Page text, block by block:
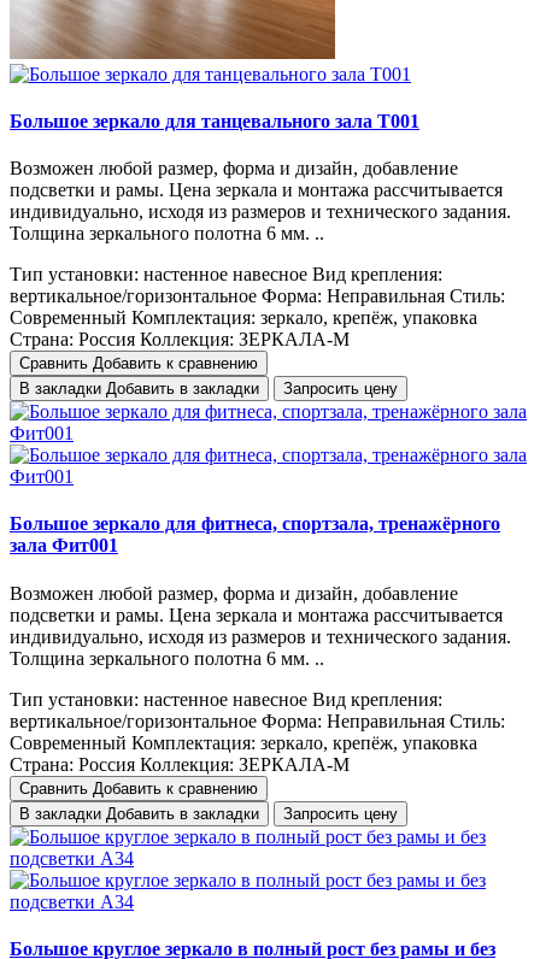
Большое зеркало для танцевального зала Т001
Возможен любой размер, форма и дизайн, добавление
подсветки и рамы. Цена зеркала и монтажа рассчитывается
индивидуально, исходя из размеров и технического задания.
Толщина зеркального полотна 6 мм. ..
Тип установки: настенное навесное Вид крепления:
вертикальное/горизонтальное Форма: Неправильная Стиль:
Cовременный Комплектация: зеркало, крепёж, упаковка
Страна: Россия Коллекция: ЗЕРКАЛА-М
Сравнить Добавить к сравнению
В закладки Добавить в закладки Запросить цену
Большое зеркало для фитнеса, спортзала, тренажёрного
зала Фит001
Возможен любой размер, форма и дизайн, добавление
подсветки и рамы. Цена зеркала и монтажа рассчитывается
индивидуально, исходя из размеров и технического задания.
Толщина зеркального полотна 6 мм. ..
Тип установки: настенное навесное Вид крепления:
вертикальное/горизонтальное Форма: Неправильная Стиль:
Cовременный Комплектация: зеркало, крепёж, упаковка
Страна: Россия Коллекция: ЗЕРКАЛА-М
Сравнить Добавить к сравнению
В закладки Добавить в закладки Запросить цену
Большое круглое зеркало в полный рост без рамы и без